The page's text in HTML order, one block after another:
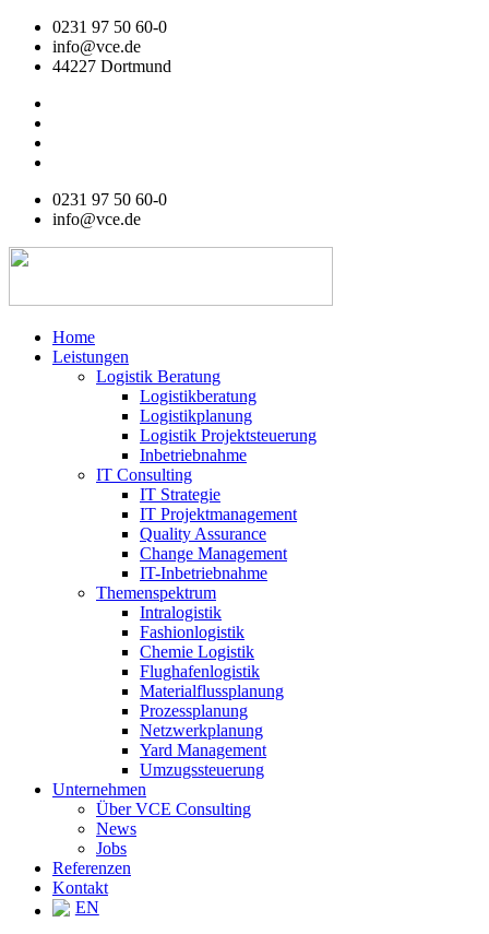
Zum
Inhalt
wechseln
0231 97 50 60-0
info@vce.de
44227 Dortmund
0231 97 50 60-0
info@vce.de
Home
Leistungen
Logistik Beratung
Logistikberatung
Logistikplanung
Logistik Projektsteuerung
Inbetriebnahme
IT Consulting
IT Strategie
IT Projektmanagement
Quality Assurance
Change Management
IT-Inbetriebnahme
Themenspektrum
Intralogistik
Fashionlogistik
Chemie Logistik
Flughafenlogistik
Materialflussplanung
Prozessplanung
Netzwerkplanung
Yard Management
Umzugssteuerung
Unternehmen
Über VCE Consulting
News
Jobs
Referenzen
Kontakt
EN